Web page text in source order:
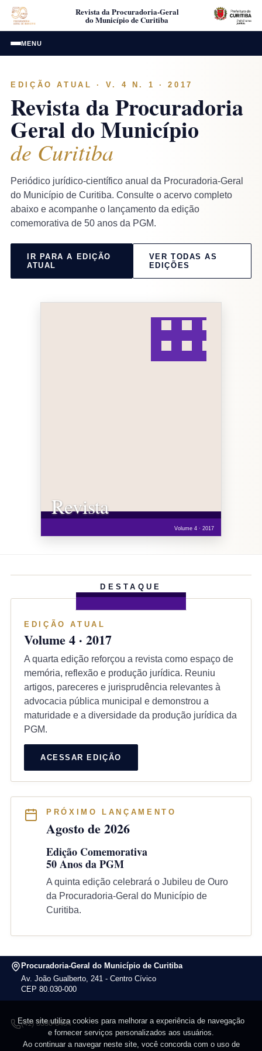
Revista da Procuradoria-Geral
do Município de Curitiba
MENU
EDIÇÃO ATUAL · V. 4 N. 1 · 2017
Revista da Procuradoria
Geral do Município
de Curitiba
Periódico jurídico-científico anual da Procuradoria-Geral
do Município de Curitiba. Consulte o acervo completo
abaixo e acompanhe o lançamento da edição
comemorativa de 50 anos da PGM.
IR PARA A EDIÇÃO
ATUAL
VER TODAS AS
EDIÇÕES
Volume 4 · 2017
DESTAQUE
EDIÇÃO ATUAL
Volume 4 · 2017
A quarta edição reforçou a revista como espaço de
memória, reflexão e produção jurídica. Reuniu
artigos, pareceres e jurisprudência relevantes à
advocacia pública municipal e demonstrou a
maturidade e a diversidade da produção jurídica da
PGM.
ACESSAR EDIÇÃO
PRÓXIMO LANÇAMENTO
Agosto de 2026
Edição Comemorativa
50 Anos da PGM
A quinta edição celebrará o Jubileu de Ouro
da Procuradoria-Geral do Município de
Curitiba.
Procuradoria-Geral do Município de Curitiba
Av. João Gualberto, 241 - Centro Cívico
CEP 80.030-000
(41) 3350-8484
Este site utiliza cookies para melhorar a experiência de navegação
e fornecer serviços personalizados aos usuários.
Ao continuar a navegar neste site, você concorda com o uso de